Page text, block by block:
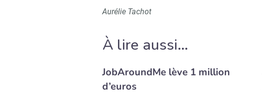
Aurélie Tachot
À lire aussi…
JobAroundMe lève 1 million
d’euros